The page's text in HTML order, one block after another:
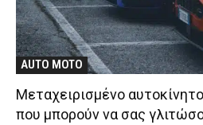
AUTO MOTO
Μεταχειρισμένο
που μπορούν να σας